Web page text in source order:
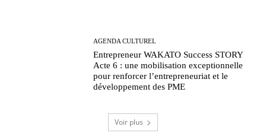
AGENDA CULTUREL
Entrepreneur WAKATO Success STORY
Acte 6 : une mobilisation exceptionnelle
pour renforcer l’entrepreneuriat et le
développement des PME
Voir plus